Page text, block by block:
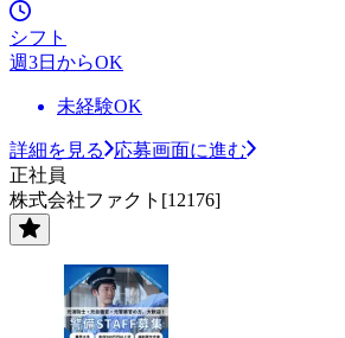
シフト
週3日からOK
未経験OK
詳細を見る
応募画面に進む
正社員
株式会社ファクト[12176]